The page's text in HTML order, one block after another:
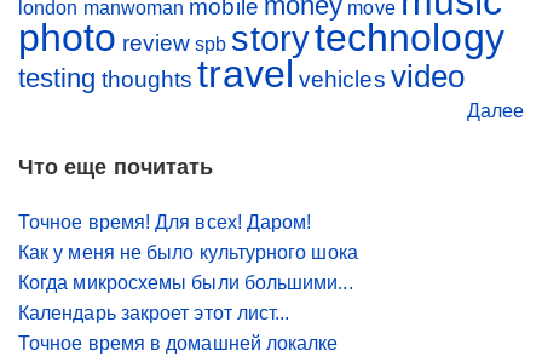
london manwoman mobile move
photo review spb storytechnology
testing thoughts travel vehicles video
Далее
Что еще почитать
Точное время! Для всех! Даром!
Как у меня не было культурного шока
Когда микросхемы были большими...
Календарь закроет этот лист...
Точное время в домашней локалке